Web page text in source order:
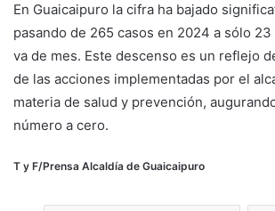
En Guaicaipuro la cifra ha bajado
pasando de 265 casos en 2024 a sólo
va de mes. Este descenso es un reflejo
de las acciones implementadas por el
materia de salud y prevención,
número a cero.
T y F/Prensa Alcaldía de Guaicaipuro